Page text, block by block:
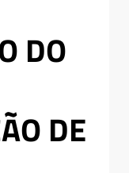
DO
DE